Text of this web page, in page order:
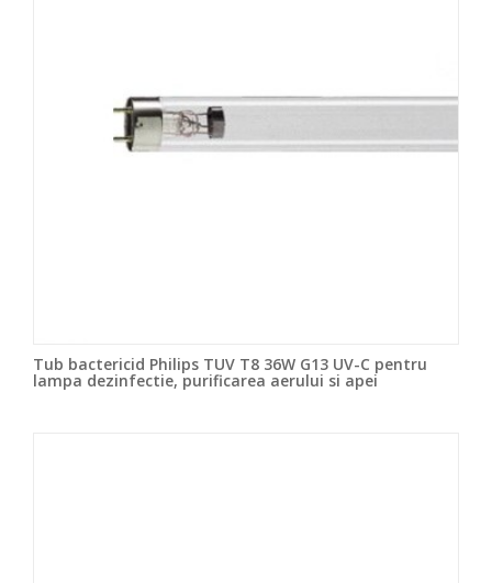
Tub bactericid Philips TUV T8 36W G13 UV-C pentru
lampa dezinfectie, purificarea aerului si apei